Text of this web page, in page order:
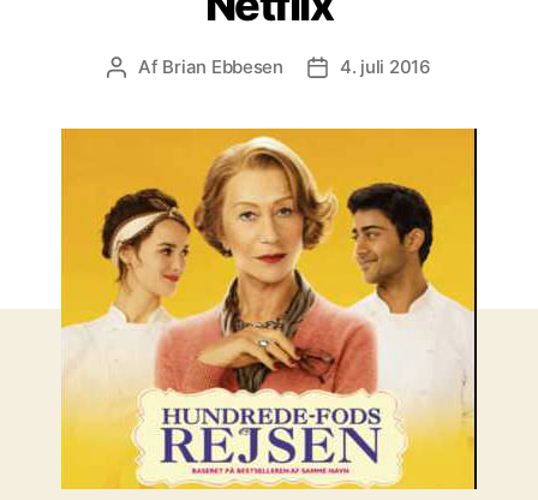
Indlægsforfatter
Af Brian Ebbesen Indlægsdato
4. juli 2016